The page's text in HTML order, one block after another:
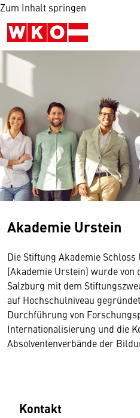
Zum Inhalt springen
Akademie Urstein
Die Stiftung Akademie
(Akademie Urstein) wurde
Salzburg mit dem
auf Hochschulniveau
Durchführung von
Internationalisierung und die
Absolventenverbände der
Kontakt